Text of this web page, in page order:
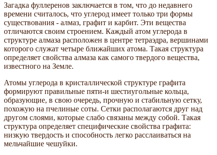
Загадка фуллеренов заключается в том, что до недавнего
времени считалось, что углерод имеет только три формы
существования - алмаз, графит и карбит. Эти вещества
отличаются своим строением. Каждый атом углерода в
структуре алмаза расположен в центре тетраэдра, вершинами
которого служат четыре ближайших атома. Такая структура
определяет свойства алмаза как самого твердого вещества,
известного на Земле.
Атомы углерода в кристаллической структуре графита
формируют правильные пяти-и шестиугольные кольца,
образующие, в свою очередь, прочную и стабильную сетку,
похожую на пчелиные соты. Сетки располагаются друг над
другом слоями, которые слабо связаны между собой. Такая
структура определяет специфические свойства графита:
низкую твердость и способность легко расслаиваться на
мельчайшие чешуйки.